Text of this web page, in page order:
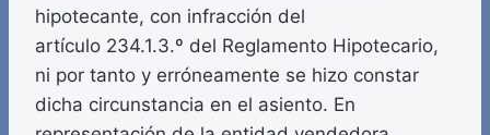
hipotecante, con infracción del
artículo 234.1.3.º del Reglamento Hipotecario,
ni por tanto y erróneamente se hizo constar
dicha circunstancia en el asiento. En